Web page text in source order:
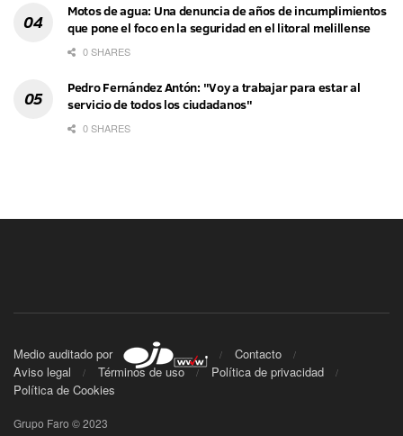
Motos de agua: Una denuncia de años de incumplimientos
que pone el foco en la seguridad en el litoral melillense
0 SHARES
Pedro Fernández Antón: "Voy a trabajar para estar al
servicio de todos los ciudadanos"
0 SHARES
Medio auditado por
Contacto
Aviso legal
Términos de uso
Política de privacidad
Política de Cookies
Grupo Faro © 2023